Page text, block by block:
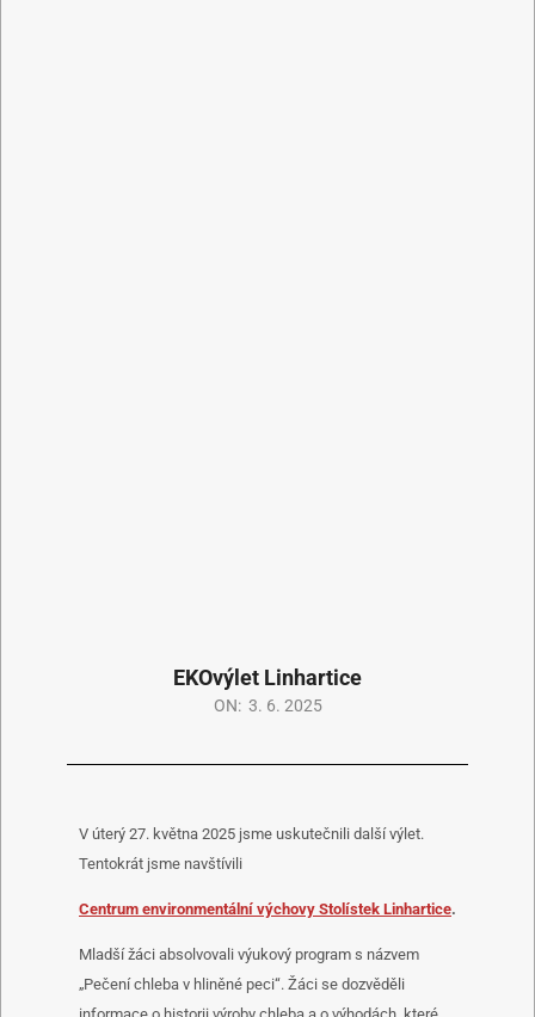
EKOvýlet Linhartice
ON: 3. 6. 2025
V úterý 27. května 2025 jsme uskutečnili další výlet.
Tentokrát jsme navštívili
Centrum environmentální výchovy Stolístek Linhartice.
Mladší žáci absolvovali výukový program s názvem
„Pečení chleba v hliněné peci“. Žáci se dozvěděli